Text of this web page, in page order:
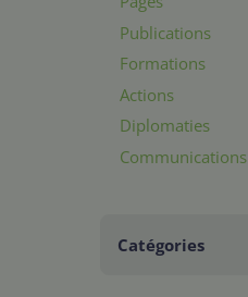
Publications
Formations
Actions
Diplomaties
Catégories